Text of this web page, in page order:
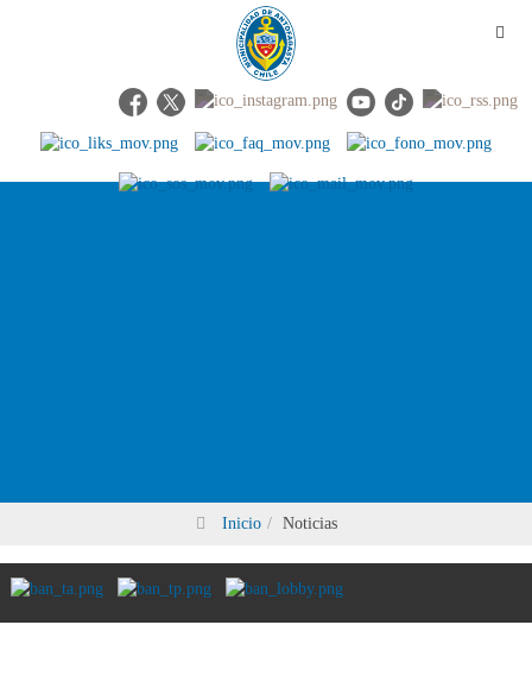
Inicio Noticias
Búsqueda avanzada